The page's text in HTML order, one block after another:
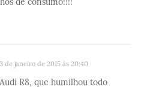
de janeiro de 2015 às 20:40
R8, que humilhou todo